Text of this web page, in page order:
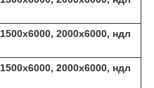
1500х6000, 2000х6000, ндл
1500х6000, 2000х6000, ндл